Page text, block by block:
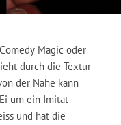
Magic oder
durch die Textur
der Nähe kann
um ein Imitat
und hat die